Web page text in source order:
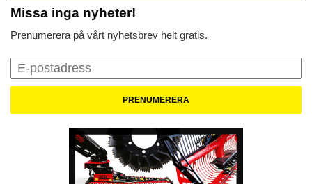
Missa inga nyheter!
Prenumerera på vårt nyhetsbrev helt gratis.